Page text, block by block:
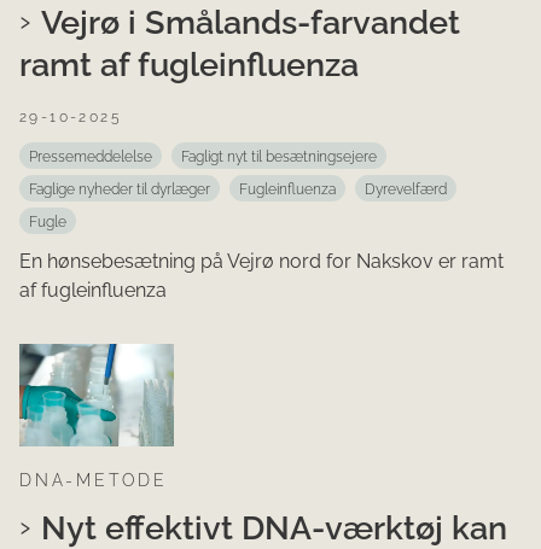
Vejrø i Smålands-farvandet
ramt af fugleinfluenza
29-10-2025
Pressemeddelelse
Fagligt nyt til besætningsejere
Faglige nyheder til dyrlæger
Fugleinfluenza
Dyrevelfærd
Fugle
En hønsebesætning på Vejrø nord for Nakskov er ramt
af fugleinfluenza
DNA-METODE
Nyt effektivt DNA-værktøj kan